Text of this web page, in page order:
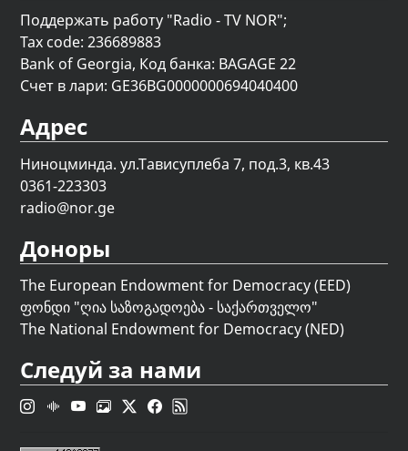
Поддержать работу "Radio - TV NOR";
Tax code: 236689883
Bank of Georgia, Код банка: BAGAGE 22
Счет в лари: GE36BG0000000694040400
Адрес
Ниноцминда. ул.Тависуплеба 7, под.3, кв.43
0361-223303
radio@nor.ge
Доноры
The European Endowment for Democracy (EED)
ფონდი "ღია საზოგადოება - საქართველო"
The National Endowment for Democracy (NED)
Следуй за нами